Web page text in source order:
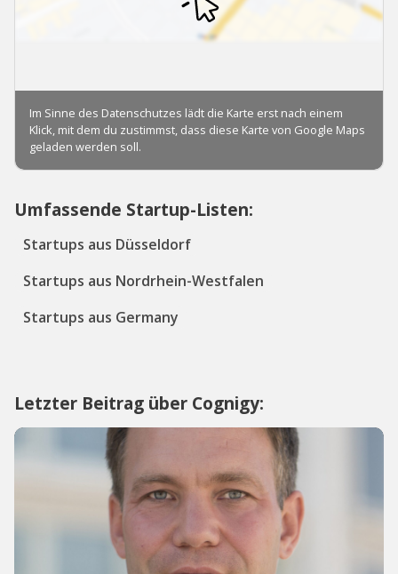
Umfassende Startup-Listen:
Startups aus Düsseldorf
Startups aus Nordrhein-Westfalen
Startups aus Germany
Letzter Beitrag über Cognigy: